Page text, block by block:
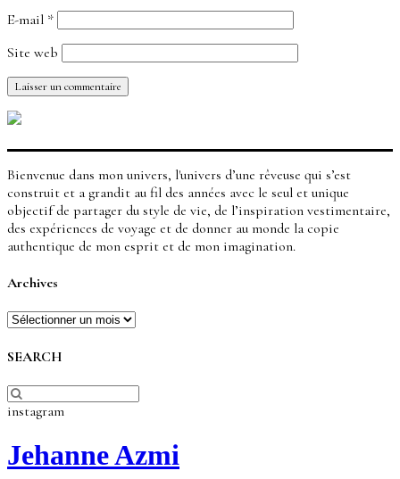
E-mail *
Site web
Bienvenue dans mon univers, l'univers d’une rêveuse qui s’est
construit et a grandit au fil des années avec le seul et unique
objectif de partager du style de vie, de l’inspiration vestimentaire,
des expériences de voyage et de donner au monde la copie
authentique de mon esprit et de mon imagination.
Archives
Archives
SEARCH
instagram
Jehanne Azmi